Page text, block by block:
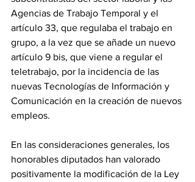
Agencias de Trabajo Temporal y el
artículo 33, que regulaba el trabajo en
grupo, a la vez que se añade un nuevo
artículo 9 bis, que viene a regular el
teletrabajo, por la incidencia de las
nuevas Tecnologías de Información y
Comunicación en la creación de nuevos
empleos.
‎En las consideraciones generales, los
honorables diputados han valorado
positivamente la modificación de la Ley